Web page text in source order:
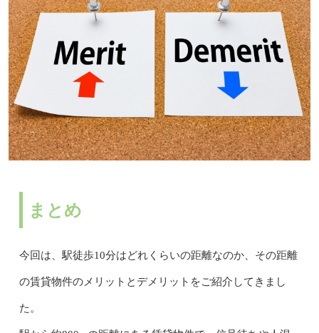
まとめ
今回は、駅徒歩10分はどれくらいの距離なのか、その距離
の賃貸物件のメリットとデメリットをご紹介してきまし
た。